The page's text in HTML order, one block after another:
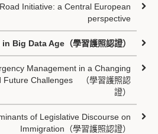
Initiative: a Central European
perspective
Big Data Age（學習護照認證）
Management in a Changing
Future Challenges （學習護照認
證）
of Legislative Discourse on
Immigration（學習護照認證）